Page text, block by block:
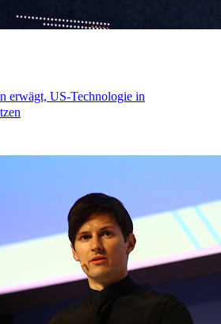
US-Technologie in